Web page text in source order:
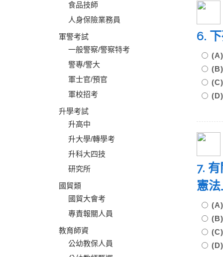
食品技師
人身保險業務員
軍警考試
一般警察/警察特考
警專/警大
軍士官/預官
軍校招考
升學考試
升高中
升大學/轉學考
升科大四技
研究所
國貿類
國貿大會考
專責報關人員
教育師資
公幼教保人員
6.
7.
憲